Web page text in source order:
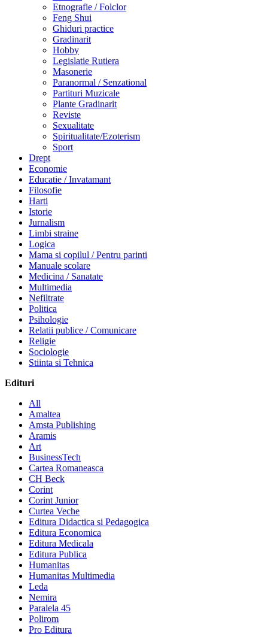
Etnografie / Folclor
Feng Shui
Ghiduri practice
Gradinarit
Hobby
Legislatie Rutiera
Masonerie
Paranormal / Senzational
Partituri Muzicale
Plante Gradinarit
Reviste
Sexualitate
Spiritualitate/Ezoterism
Sport
Drept
Economie
Educatie / Invatamant
Filosofie
Harti
Istorie
Jurnalism
Limbi straine
Logica
Mama si copilul / Pentru parinti
Manuale scolare
Medicina / Sanatate
Multimedia
Nefiltrate
Politica
Psihologie
Relatii publice / Comunicare
Religie
Sociologie
Stiinta si Tehnica
Edituri
All
Amaltea
Amsta Publishing
Aramis
Art
BusinessTech
Cartea Romaneasca
CH Beck
Corint
Corint Junior
Curtea Veche
Editura Didactica si Pedagogica
Editura Economica
Editura Medicala
Editura Publica
Humanitas
Humanitas Multimedia
Leda
Nemira
Paralela 45
Polirom
Pro Editura